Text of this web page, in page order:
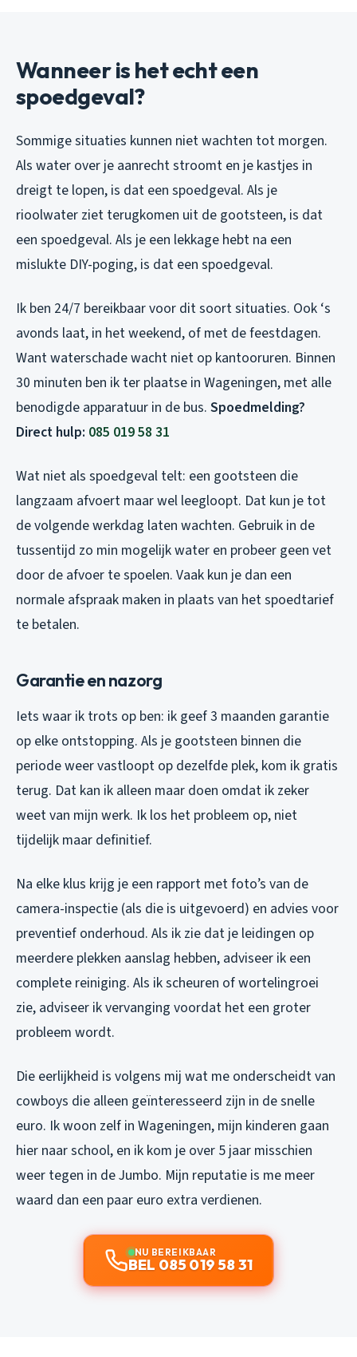
Wanneer is het echt een
spoedgeval?
Sommige situaties kunnen niet wachten tot morgen.
Als water over je aanrecht stroomt en je kastjes in
dreigt te lopen, is dat een spoedgeval. Als je
rioolwater ziet terugkomen uit de gootsteen, is dat
een spoedgeval. Als je een lekkage hebt na een
mislukte DIY-poging, is dat een spoedgeval.
Ik ben 24/7 bereikbaar voor dit soort situaties. Ook ‘s
avonds laat, in het weekend, of met de feestdagen.
Want waterschade wacht niet op kantooruren. Binnen
30 minuten ben ik ter plaatse in Wageningen, met alle
benodigde apparatuur in de bus. Spoedmelding?
Direct hulp: 085 019 58 31
Wat niet als spoedgeval telt: een gootsteen die
langzaam afvoert maar wel leegloopt. Dat kun je tot
de volgende werkdag laten wachten. Gebruik in de
tussentijd zo min mogelijk water en probeer geen vet
door de afvoer te spoelen. Vaak kun je dan een
normale afspraak maken in plaats van het spoedtarief
te betalen.
Garantie en nazorg
Iets waar ik trots op ben: ik geef 3 maanden garantie
op elke ontstopping. Als je gootsteen binnen die
periode weer vastloopt op dezelfde plek, kom ik gratis
terug. Dat kan ik alleen maar doen omdat ik zeker
weet van mijn werk. Ik los het probleem op, niet
tijdelijk maar definitief.
Na elke klus krijg je een rapport met foto’s van de
camera-inspectie (als die is uitgevoerd) en advies voor
preventief onderhoud. Als ik zie dat je leidingen op
meerdere plekken aanslag hebben, adviseer ik een
complete reiniging. Als ik scheuren of wortelingroei
zie, adviseer ik vervanging voordat het een groter
probleem wordt.
Die eerlijkheid is volgens mij wat me onderscheidt van
cowboys die alleen geïnteresseerd zijn in de snelle
euro. Ik woon zelf in Wageningen, mijn kinderen gaan
hier naar school, en ik kom je over 5 jaar misschien
weer tegen in de Jumbo. Mijn reputatie is me meer
waard dan een paar euro extra verdienen.
NU BEREIKBAAR
BEL 085 019 58 31